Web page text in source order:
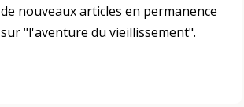
de nouveaux articles en permanence
sur "l'aventure du vieillissement".